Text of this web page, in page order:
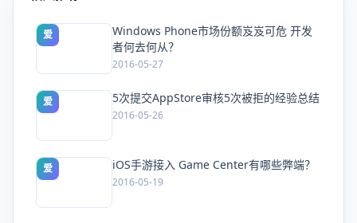
爱
Windows Phone市场份额岌岌可危 开发
者何去何从？
2016-05-27
爱 5次提交AppStore审核5次被拒的经验总结
2016-05-26
爱 iOS手游接入 Game Center有哪些弊端？
2016-05-19